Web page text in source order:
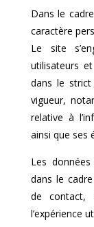
Dans le
caractère
Le site
utilisateurs
dans le
vigueur,
relative à
ainsi que ses
Les
dans le
de contact,
l’expérience